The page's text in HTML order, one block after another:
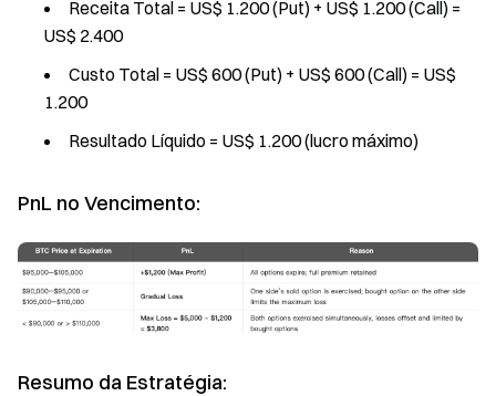
Receita Total = US$ 1.200 (Put) + US$ 1.200 (Call) =
US$ 2.400
Custo Total = US$ 600 (Put) + US$ 600 (Call) = US$
1.200
Resultado Líquido = US$ 1.200 (lucro máximo)
PnL no Vencimento:
Resumo da Estratégia: